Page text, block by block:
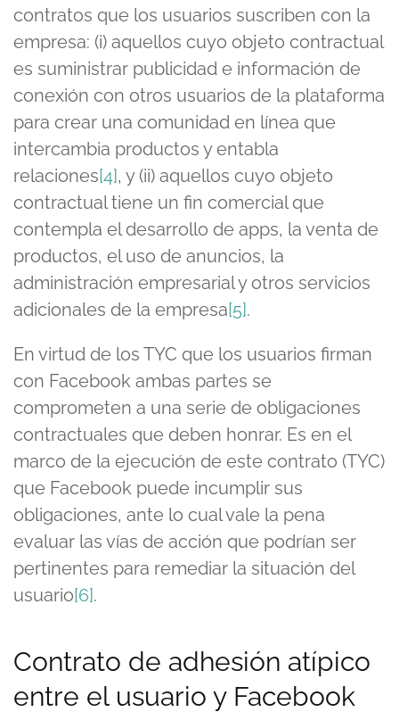
contratos que los usuarios suscriben con la
empresa: (i) aquellos cuyo objeto contractual
es suministrar publicidad e información de
conexión con otros usuarios de la plataforma
para crear una comunidad en línea que
intercambia productos y entabla
relaciones[4], y (ii) aquellos cuyo objeto
contractual tiene un fin comercial que
contempla el desarrollo de apps, la venta de
productos, el uso de anuncios, la
administración empresarial y otros servicios
adicionales de la empresa[5].
En virtud de los TYC que los usuarios firman
con Facebook ambas partes se
comprometen a una serie de obligaciones
contractuales que deben honrar. Es en el
marco de la ejecución de este contrato (TYC)
que Facebook puede incumplir sus
obligaciones, ante lo cual vale la pena
evaluar las vías de acción que podrían ser
pertinentes para remediar la situación del
usuario[6].
Contrato de adhesión atípico
entre el usuario y Facebook